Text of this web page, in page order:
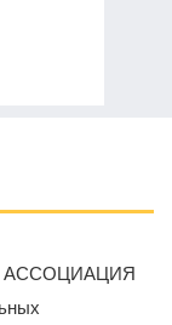
АССОЦИАЦИЯ